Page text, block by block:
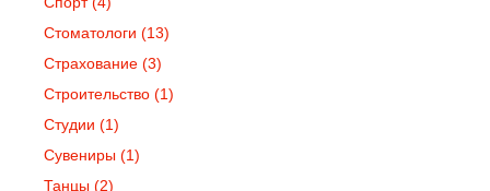
Стоматологи (13)
Страхование (3)
Строительство (1)
Студии (1)
Сувениры (1)
Танцы (2)